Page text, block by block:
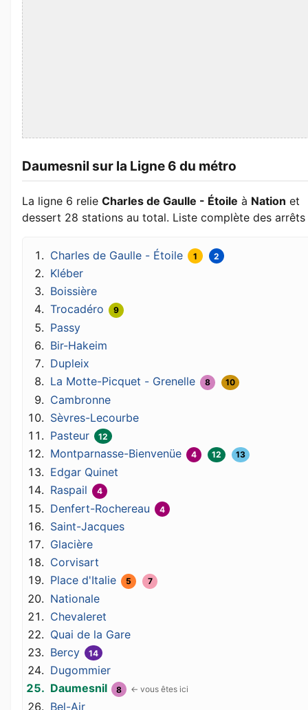
Daumesnil sur la Ligne 6 du métro
La ligne 6 relie Charles de Gaulle - Étoile à Nation et
dessert 28 stations au total. Liste complète des arrêts
Charles de Gaulle - Étoile 1 2
Kléber
Boissière
Trocadéro
9
Passy
Bir-Hakeim
Dupleix
La Motte-Picquet - Grenelle
8 10
Cambronne
Sèvres-Lecourbe
Pasteur
12
Montparnasse-Bienvenüe 4 12 13
Edgar Quinet
Raspail
4
Denfert-Rochereau 4
Saint-Jacques
Glacière
Corvisart
Place d'Italie
5 7
Nationale
Chevaleret
Quai de la Gare
Bercy
14
Dugommier
Daumesnil
8
Bel-Air